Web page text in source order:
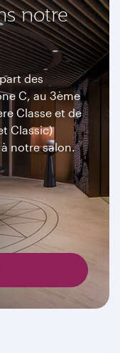
notre
des
C, au 3ème
Classe et de
Classic)
notre salon.